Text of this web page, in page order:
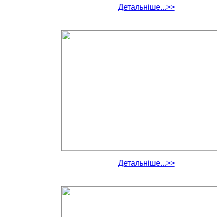
Детальніше...>>
Детальніше...>>